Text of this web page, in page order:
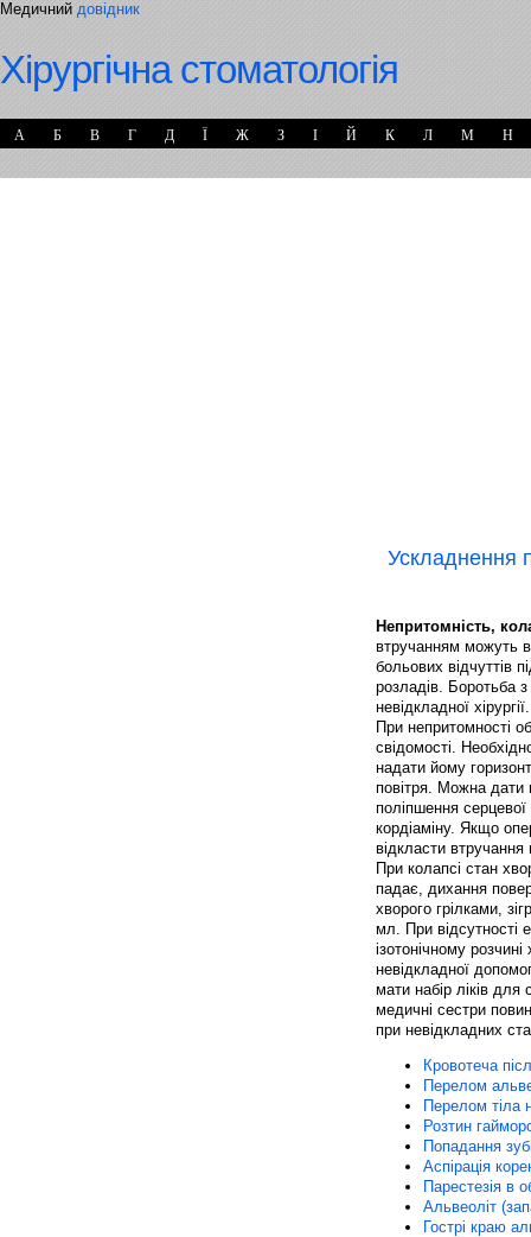
Медичний довідник
Хірургічна стоматологія
А Б В Г Д Ї Ж З І Й К Л М Н
Ускладнення
Непритомність,
втручанням можуть
больових відчуттів
розладів. Боротьба
невідкладної хірургії.
При непритомності
свідомості.
надати йому
повітря. Можна дати
поліпшення
кордіаміну. Якщо
відкласти втручання
При колапсі стан
падає, дихання
хворого грілками,
мл. При відсутності
ізотонічному
невідкладної
мати набір ліків для
медичні сестри
при невідкладних
Кровотеча
Перелом
Перелом тіла
Розтин
Попадання
Аспірація
Парестезія в
Альвеоліт
Гострі краю